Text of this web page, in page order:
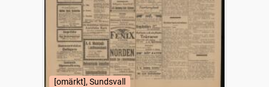
[omärkt], Sundsvall